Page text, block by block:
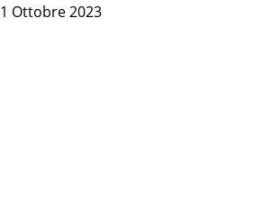
1 Ottobre 2023